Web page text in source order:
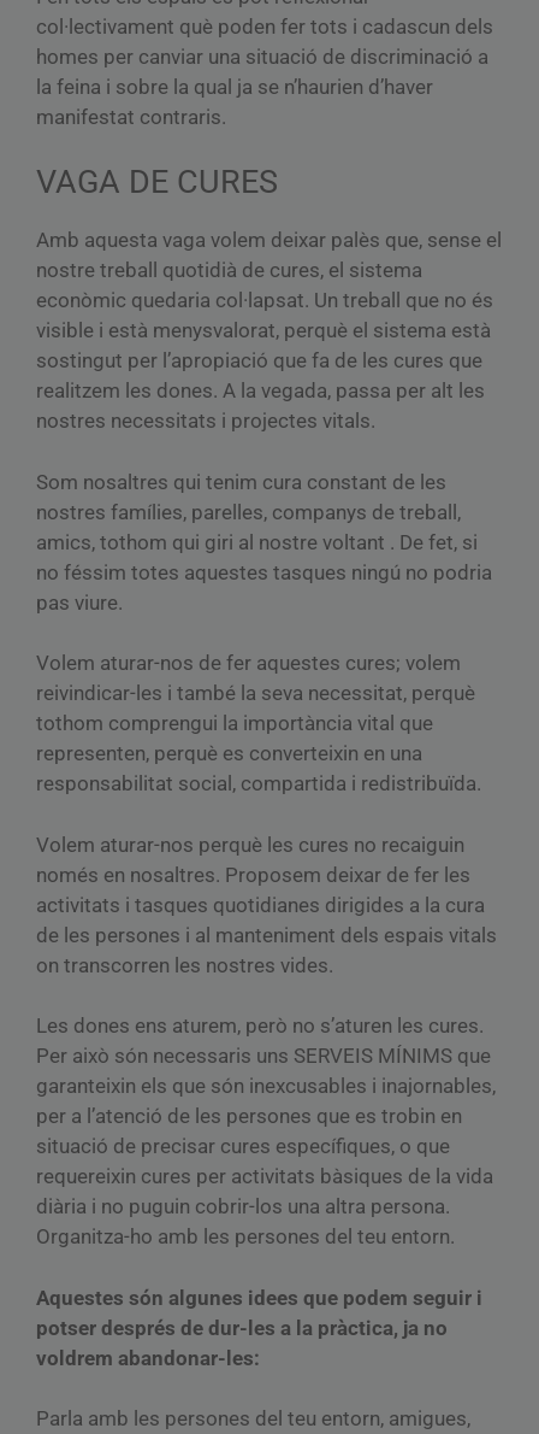
col·lectivament què poden fer tots i cadascun dels
homes per canviar una situació de discriminació a
la feina i sobre la qual ja se n’haurien d’haver
manifestat contraris.
VAGA DE CURES
Amb aquesta vaga volem deixar palès que, sense el
nostre treball quotidià de cures, el sistema
econòmic quedaria col·lapsat. Un treball que no és
visible i està menysvalorat, perquè el sistema està
sostingut per l’apropiació que fa de les cures que
realitzem les dones. A la vegada, passa per alt les
nostres necessitats i projectes vitals.
Som nosaltres qui tenim cura constant de les
nostres famílies, parelles, companys de treball,
amics, tothom qui giri al nostre voltant . De fet, si
no féssim totes aquestes tasques ningú no podria
pas viure.
Volem aturar-nos de fer aquestes cures; volem
reivindicar-les i també la seva necessitat, perquè
tothom comprengui la importància vital que
representen, perquè es converteixin en una
responsabilitat social, compartida i redistribuïda.
Volem aturar-nos perquè les cures no recaiguin
només en nosaltres. Proposem deixar de fer les
activitats i tasques quotidianes dirigides a la cura
de les persones i al manteniment dels espais vitals
on transcorren les nostres vides.
Les dones ens aturem, però no s’aturen les cures.
Per això són necessaris uns SERVEIS MÍNIMS que
garanteixin els que són inexcusables i inajornables,
per a l’atenció de les persones que es trobin en
situació de precisar cures específiques, o que
requereixin cures per activitats bàsiques de la vida
diària i no puguin cobrir-los una altra persona.
Organitza-ho amb les persones del teu entorn.
Aquestes són algunes idees que podem seguir i
potser després de dur-les a la pràctica, ja no
voldrem abandonar-les:
Parla amb les persones del teu entorn, amigues,